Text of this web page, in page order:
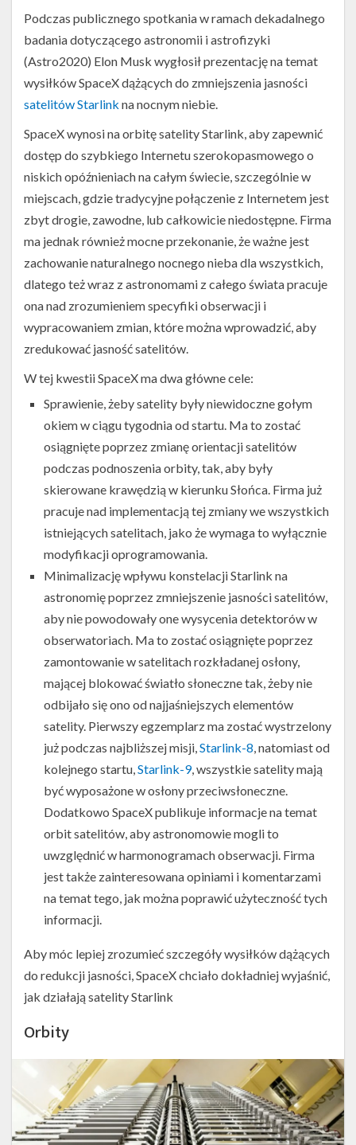
Kalendarze
Satelita
osłoną
przeciwsłoneczną
(Źródło:
SpaceX)
Podczas publicznego spotkania w ramach dekadalnego
badania dotyczącego astronomii i astrofizyki
(Astro2020) Elon Musk wygłosił prezentację na temat
wysiłków SpaceX dążących do zmniejszenia jasności
satelitów Starlink na nocnym niebie.
SpaceX wynosi na orbitę satelity Starlink, aby zapewnić
dostęp do szybkiego Internetu szerokopasmowego o
niskich opóźnieniach na całym świecie, szczególnie w
miejscach, gdzie tradycyjne połączenie z Internetem jest
zbyt drogie, zawodne, lub całkowicie niedostępne. Firma
ma jednak również mocne przekonanie, że ważne jest
zachowanie naturalnego nocnego nieba dla wszystkich,
dlatego też wraz z astronomami z całego świata pracuje
ona nad zrozumieniem specyfiki obserwacji i
wypracowaniem zmian, które można wprowadzić, aby
zredukować jasność satelitów.
W tej kwestii SpaceX ma dwa główne cele:
Sprawienie, żeby satelity były niewidoczne gołym
okiem w ciągu tygodnia od startu. Ma to zostać
osiągnięte poprzez zmianę orientacji satelitów
podczas podnoszenia orbity, tak, aby były
skierowane krawędzią w kierunku Słońca. Firma już
pracuje nad implementacją tej zmiany we wszystkich
istniejących satelitach, jako że wymaga to wyłącznie
modyfikacji oprogramowania.
Minimalizację wpływu konstelacji Starlink na
astronomię poprzez zmniejszenie jasności satelitów,
aby nie powodowały one wysycenia detektorów w
obserwatoriach. Ma to zostać osiągnięte poprzez
zamontowanie w satelitach rozkładanej osłony,
mającej blokować światło słoneczne tak, żeby nie
odbijało się ono od najjaśniejszych elementów
satelity. Pierwszy egzemplarz ma zostać wystrzelony
już podczas najbliższej misji, Starlink-8 , natomiast od
kolejnego startu, Starlink-9, wszystkie satelity mają
być wyposażone w osłony przeciwsłoneczne.
Dodatkowo SpaceX publikuje informacje na temat
orbit satelitów, aby astronomowie mogli to
uwzględnić w harmonogramach obserwacji. Firma
jest także zainteresowana opiniami i komentarzami
na temat tego, jak można poprawić użyteczność tych
informacji.
Aby móc lepiej zrozumieć szczegóły wysiłków dążących
do redukcji jasności, SpaceX chciało dokładniej wyjaśnić,
jak działają satelity Starlink
Orbity